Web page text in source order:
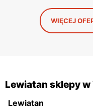
WIĘCEJ
Lewiatan sklepy
Lewiatan